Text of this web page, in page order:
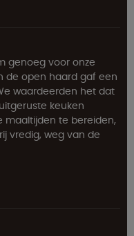
genoeg voor onze
de open haard gaf een
waardeerden het dat
keuken
maaltijden te bereiden,
vredig, weg van de